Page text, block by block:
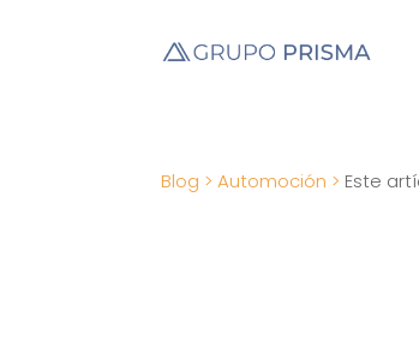
Blog > Automoción > Este